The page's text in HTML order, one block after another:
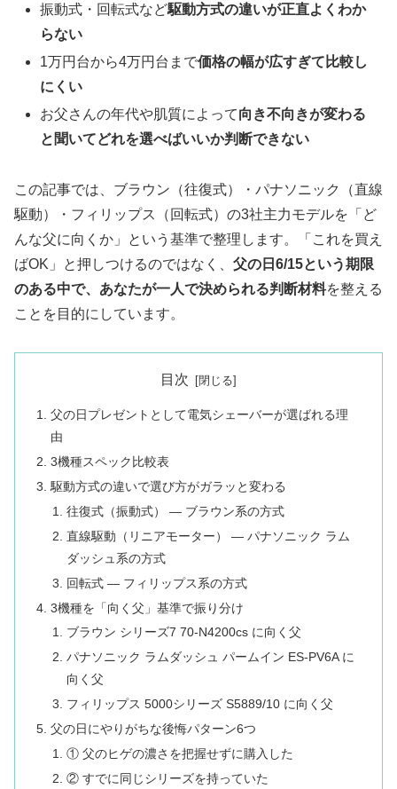
振動式・回転式など駆動方式の違いが正直よくわか
らない
1万円台から4万円台まで価格の幅が広すぎて比較し
にくい
お父さんの年代や肌質によって向き不向きが変わる
と聞いてどれを選べばいいか判断できない
この記事では、ブラウン（往復式）・パナソニック（直線
駆動）・フィリップス（回転式）の3社主力モデルを「ど
んな父に向くか」という基準で整理します。「これを買え
ばOK」と押しつけるのではなく、 父の日6/15という期限
のある中で、あなたが一人で決められる判断材料を整える
ことを目的にしています。
目次
父の日プレゼントとして電気シェーバーが選ばれる理
由
3機種スペック比較表
駆動方式の違いで選び方がガラッと変わる
往復式（振動式） ― ブラウン系の方式
直線駆動（リニアモーター） ― パナソニック ラム
ダッシュ系の方式
回転式 ― フィリップス系の方式
3機種を「向く父」基準で振り分け
ブラウン シリーズ7 70-N4200cs に向く父
パナソニック ラムダッシュ パームイン ES-PV6A に
向く父
フィリップス 5000シリーズ S5889/10 に向く父
父の日にやりがちな後悔パターン6つ
① 父のヒゲの濃さを把握せずに購入した
② すでに同じシリーズを持っていた